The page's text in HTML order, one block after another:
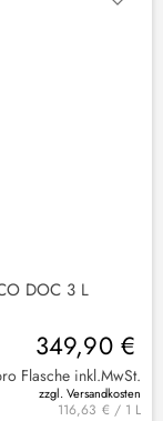
DOC 3 L
349,90 €
Flasche inkl.MwSt.
zzgl. Versandkosten
116,63 € / 1 L